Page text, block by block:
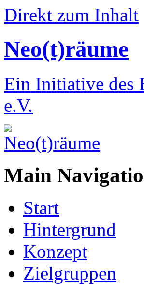
Direkt zum Inhalt
Neo(t)räume
Ein Initiative des
e.V.
Main
Start
Hintergrund
Konzept
Zielgruppen